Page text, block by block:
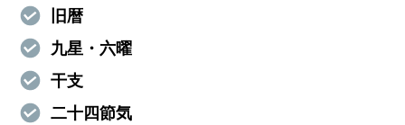
旧暦
九星・六曜
干支
二十四節気